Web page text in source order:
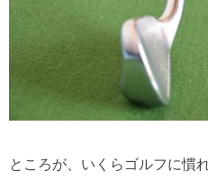
ところが、いくらゴルフに慣